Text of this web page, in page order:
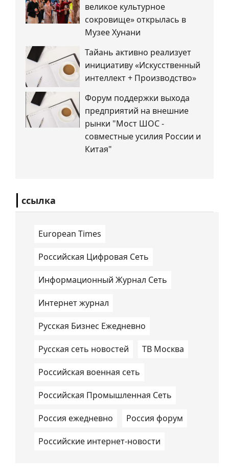
великое культурное
сокровище» открылась в
Музее Хунани
Тайань активно реализует
инициативу «Искусственный
интеллект + Производство»
Форум поддержки выхода
предприятий на внешние
рынки "Мост ШОС -
совместные усилия России и
Китая"
ссылка
European Times
Российская Цифровая Сеть
Информационный Журнал Сеть
Интернет журнал
Русская Бизнес Ежедневно
Русская сеть новостей ТВ Москва
Российская военная сеть
Российская Промышленная Сеть
Россия ежедневно Россия форум
Российские интернет-новости